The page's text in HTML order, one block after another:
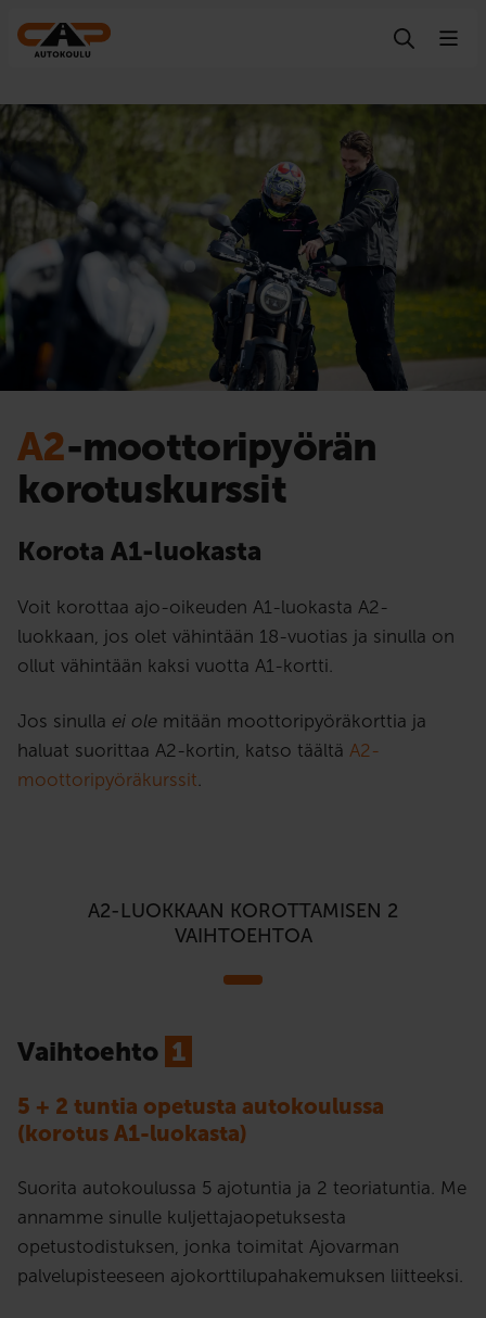
A2-moottoripyörän
korotuskurssit
Korota A1-luokasta
Voit korottaa ajo-oikeuden A1-luokasta A2-
luokkaan, jos olet vähintään 18-vuotias ja sinulla on
ollut vähintään kaksi vuotta A1-kortti.
Jos sinulla ei ole mitään moottoripyöräkorttia ja
haluat suorittaa A2-kortin, katso täältä A2-
moottoripyöräkurssit
A2-LUOKKAAN KOROTTAMISEN 2
VAIHTOEHTOA
Vaihtoehto 1
5 + 2 tuntia opetusta autokoulussa
(korotus A1-luokasta)
Suorita autokoulussa 5 ajotuntia ja 2 teoriatuntia. Me
annamme sinulle kuljettajaopetuksesta
opetustodistuksen, jonka toimitat Ajovarman
palvelupisteeseen ajokorttilupahakemuksen liitteeksi.